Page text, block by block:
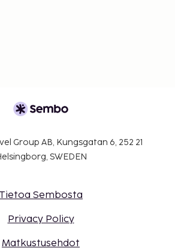
Group AB, Kungsgatan 6, 252 21
SWEDEN
Tietoa Sembosta
Privacy Policy
Matkustusehdot